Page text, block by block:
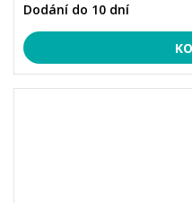
Dodání do 10 dní